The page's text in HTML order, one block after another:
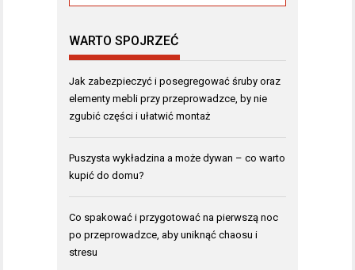
WARTO SPOJRZEĆ
Jak zabezpieczyć i posegregować śruby oraz
elementy mebli przy przeprowadzce, by nie
zgubić części i ułatwić montaż
Puszysta wykładzina a może dywan – co warto
kupić do domu?
Co spakować i przygotować na pierwszą noc
po przeprowadzce, aby uniknąć chaosu i
stresu